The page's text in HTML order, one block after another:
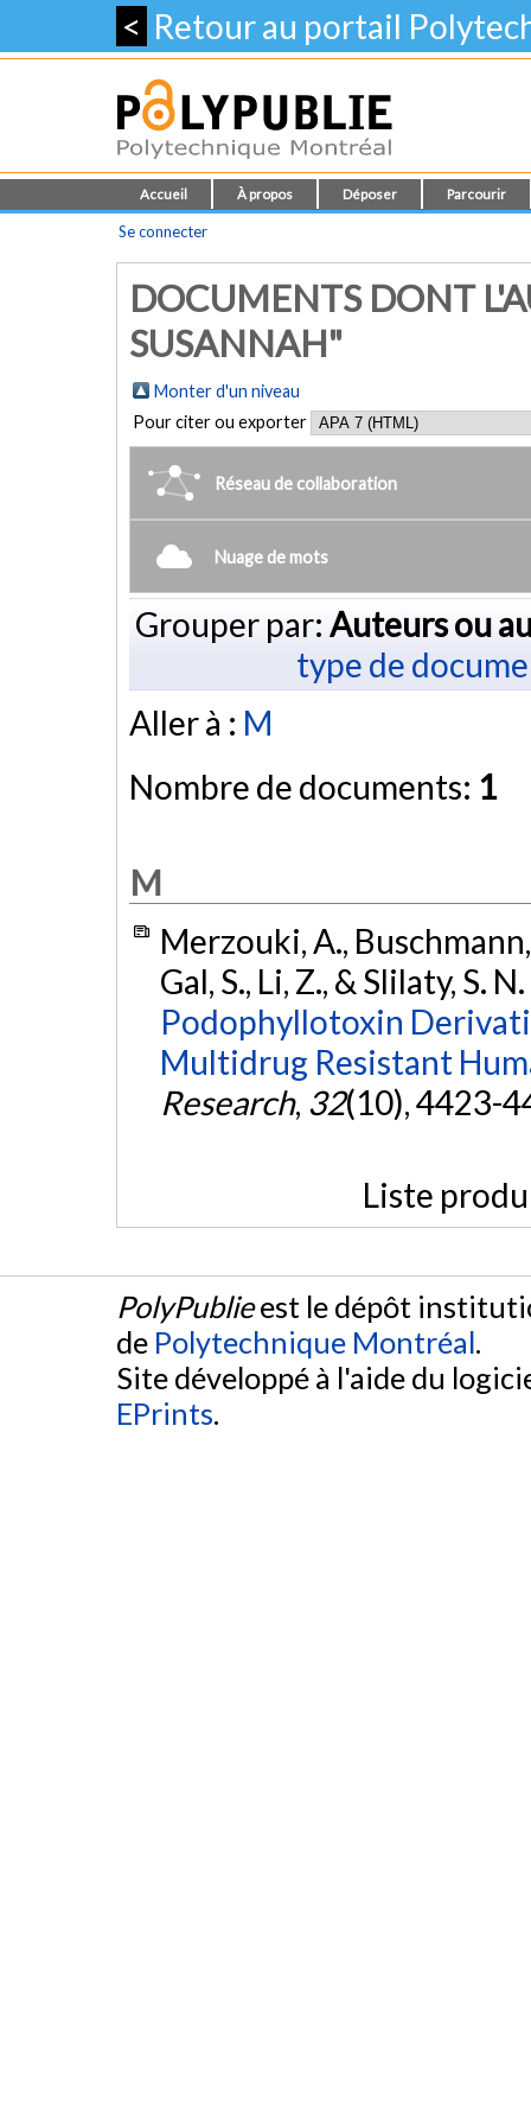
< Retour au portail
Accueil À propos Déposer Parcourir
Se connecter
DOCUMENTS DONT
SUSANNAH"
Monter d'un niveau
Pour citer ou exporter
Réseau de collaboration
Nuage de mots
Grouper par: Auteurs ou
type de
Aller à : M
Nombre de documents: 1
M
Merzouki, A., Buschmann,
Gal, S., Li, Z., & Slilaty, S.
Podophyllotoxin
Multidrug Resistant
Research, 32(10), 4423-
Liste
PolyPublieest le dépôt
de Polytechnique Montréal.
Site développé à l'aide du
EPrints.